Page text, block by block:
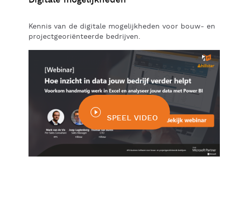
Kennis van de digitale mogelijkheden voor bouw- en
projectgeoriënteerde bedrijven.
SPEEL VIDEO